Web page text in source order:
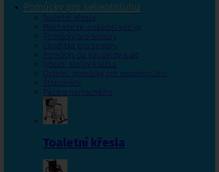
Pomůcky pro sebeobsluhu
Toaletní křesla
Mechanické invalidní vozíky
Pomůcky pro seniory
Chodítka pro seniory
Pomůcky do koupelny a wc
Jídelní stolky k lůžku
Ostatní pomůcky pro sebeobsluhu
Stravování
Péče o nemocného
Toaletní křesla